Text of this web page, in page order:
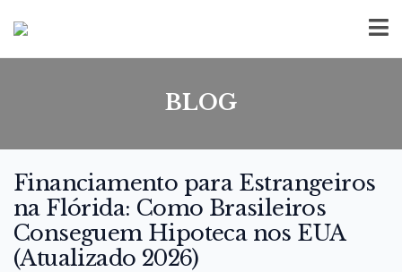
BLOG
Financiamento para Estrangeiros
na Flórida: Como Brasileiros
Conseguem Hipoteca nos EUA
(Atualizado 2026)